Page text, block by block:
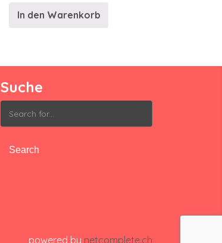
In den Warenkorb
Suche
Search
for:
powered by netcomplete.ch